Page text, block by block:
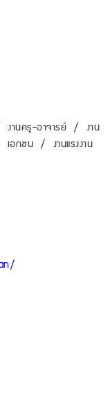
งานครู-อาจารย์ / งาน
เอกชน / งานแรงงาน